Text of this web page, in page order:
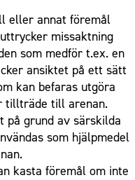
eller annat föremål
missaktning
som medför t.ex. en
ansiktet på ett sätt
kan befaras utgöra
tillträde till arenan.
på grund av särskilda
som hjälpmedel
kasta föremål om inte